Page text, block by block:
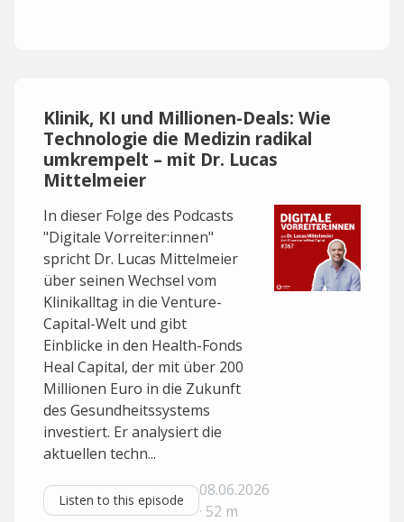
Klinik, KI und Millionen-Deals: Wie
Technologie die Medizin radikal
umkrempelt – mit Dr. Lucas
Mittelmeier
In dieser Folge des Podcasts
"Digitale Vorreiter:innen"
spricht Dr. Lucas Mittelmeier
über seinen Wechsel vom
Klinikalltag in die Venture-
Capital-Welt und gibt
Einblicke in den Health-Fonds
Heal Capital, der mit über 200
Millionen Euro in die Zukunft
des Gesundheitssystems
investiert. Er analysiert die
aktuellen techn...
Listen to this episode
08.06.2026
· 52 m